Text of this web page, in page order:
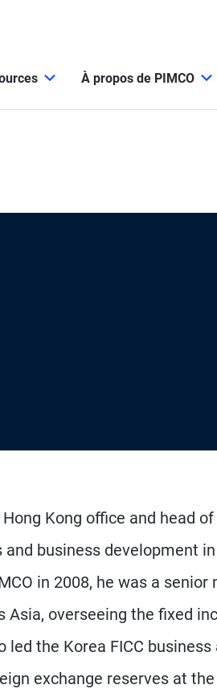
À propos de PIMCO
Kong office and head of
business development
in 2008, he was a
overseeing the fixed
the Korea FICC
exchange reserves at